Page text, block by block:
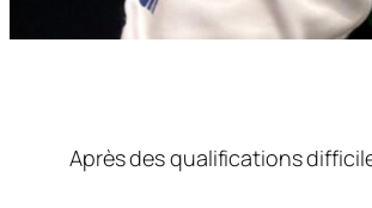
Après des qualifications